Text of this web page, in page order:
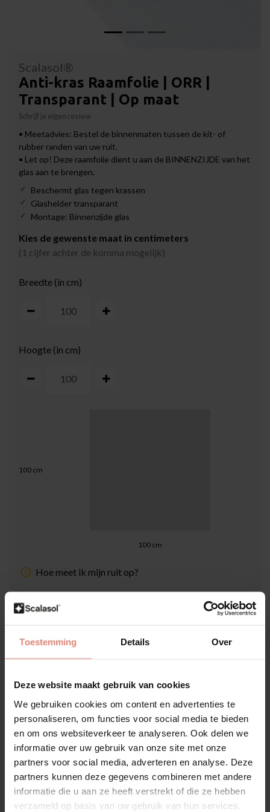
Toestemming Details Over
Deze website maakt gebruik van cookies
We gebruiken cookies om content en advertenties te
personaliseren, om functies voor social media te bieden
en om ons websiteverkeer te analyseren. Ook delen we
informatie over uw gebruik van onze site met onze
partners voor social media, adverteren en analyse. Deze
partners kunnen deze gegevens combineren met andere
informatie die u aan ze heeft verstrekt of die ze hebben
verzameld op basis van uw gebruik van hun services.
Scalasol®
Anti-kras Raamfolie | ORR |
Transparant | Op maat
Schrijf je eigen review
• Meetadvies: Bestel de binnenmaten tussen de kit- of
rubber randen van uw ruit.
• Let op! Deze raamfolie dient u aan de BINNENZIJDE van het
glas aan te brengen.
Beschermt glas tegen krassen
Glashelder transparant
Montage: Binnenzijde glas
Kies de gewenste maat in centimeters
(1 cijfer achter de komma mogelijk)
Breedte (in cm)
Hoogte (in cm)
100 cm
100 cm
Hoe meet ik mijn ruit op?
Totaalprijs (Incl. 21% BTW & Snijkosten):
€30,00
Inclusief Scalasol® ZekerMonteren Garantie
Levertijd: 1-3 werkdagen
Aantal - +
Hoge klantenbeoordeling: 4.6 van 5
Achteraf betaling mogelijk met Klarna
1-3 werkdagen levertijd